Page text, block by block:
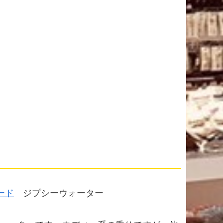
ド ジプシーウォーター